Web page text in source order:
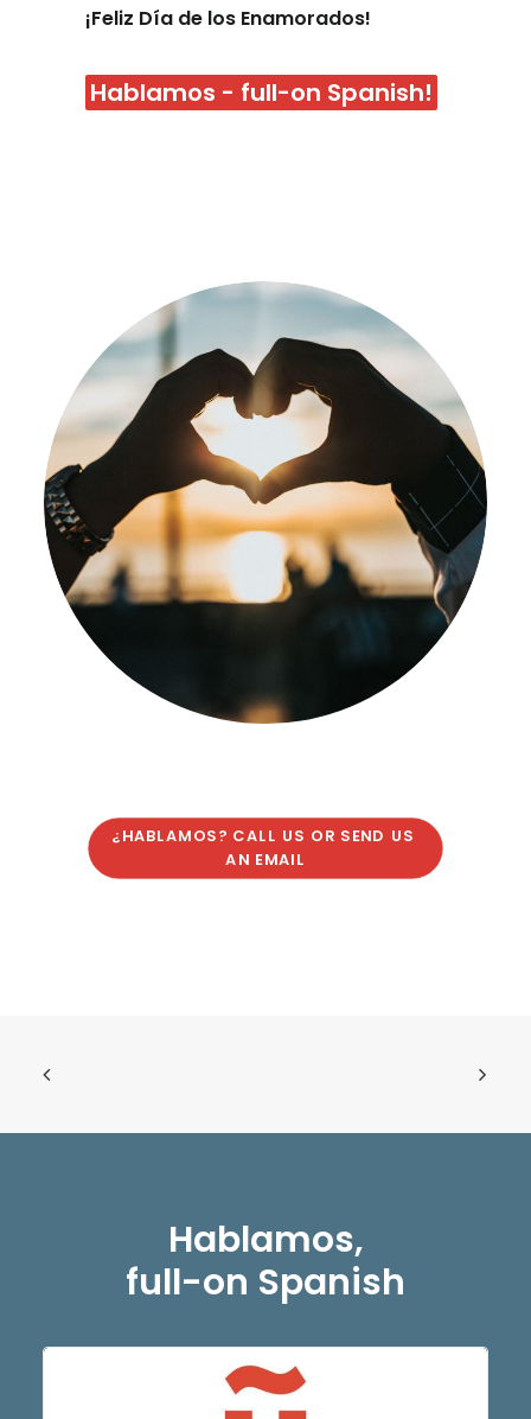
¡Feliz Día de los Enamorados!
Hablamos - full-on Spanish!
¿HABLAMOS? CALL US OR SEND US
AN EMAIL
Hablamos,
full-on Spanish